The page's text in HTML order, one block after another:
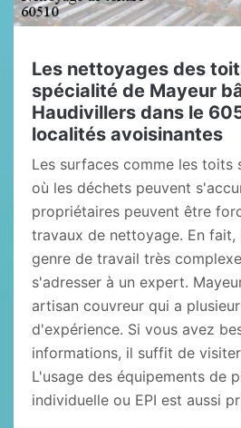
Les nettoyages des
spécialité de Mayeur
Haudivillers dans le
localités avoisinantes
Les surfaces comme les toits
où les déchets peuvent
propriétaires peuvent être
travaux de nettoyage. En fait,
genre de travail très
s'adresser à un expert.
artisan couvreur qui a
d'expérience. Si vous avez
informations, il suffit de
L'usage des équipements de
individuelle ou EPI est aussi